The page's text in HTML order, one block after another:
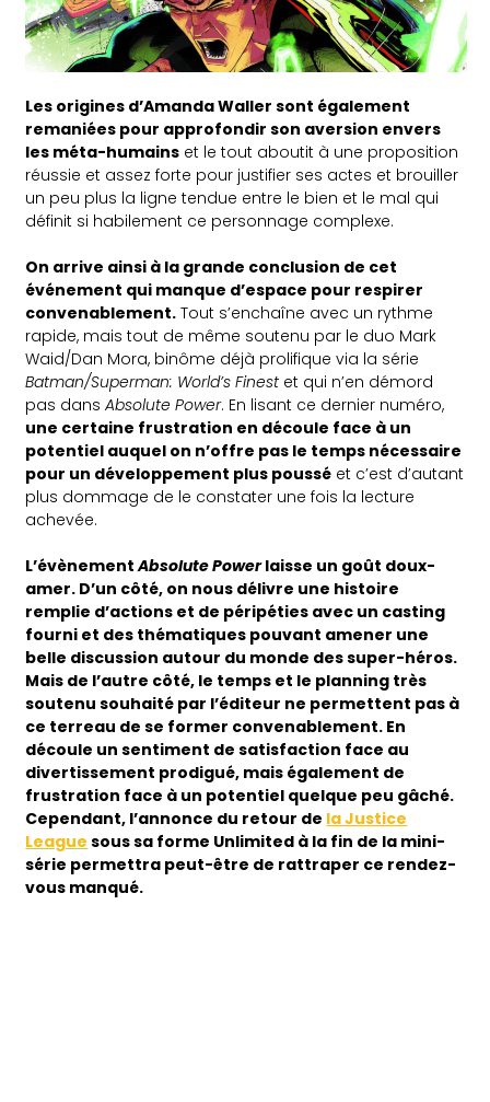
Les origines d’Amanda Waller sont également
remaniées pour approfondir son aversion envers
les méta-humains et le tout aboutit à une proposition
réussie et assez forte pour justifier ses actes et brouiller
un peu plus la ligne tendue entre le bien et le mal qui
définit si habilement ce personnage complexe.
On arrive ainsi à la grande conclusion de cet
événement qui manque d’espace pour respirer
convenablement. Tout s’enchaîne avec un rythme
rapide, mais tout de même soutenu par le duo Mark
Waid/Dan Mora, binôme déjà prolifique via la série
Batman/Superman: World’s Finest et qui n’en démord
pas dansAbsolute Power. En lisant ce dernier numéro,
une certaine frustration en découle face à un
potentiel auquel on n’offre pas le temps nécessaire
pour un développement plus poussé et c’est d’autant
plus dommage de le constater une fois la lecture
achevée.
L’évènementAbsolute Powerlaisse un goût doux-
amer. D’un côté, on nous délivre une histoire
remplie d’actions et de péripéties avec un casting
fourni et des thématiques pouvant amener une
belle discussion autour du monde des super-héros.
Mais de l’autre côté, le temps et le planning très
soutenu souhaité par l’éditeur ne permettent pas à
ce terreau de se former convenablement. En
découle un sentiment de satisfaction face au
divertissement prodigué, mais également de
frustration face à un potentiel quelque peu gâché.
Cependant, l’annonce du retour de la Justice
League sous sa forme Unlimited à la fin de la mini-
série permettra peut-être de rattraper ce rendez-
vous manqué.